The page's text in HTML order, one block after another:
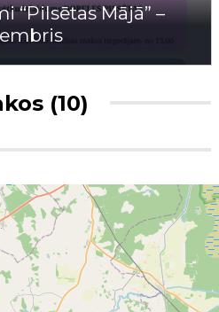
“Pilsētas Mājā” –
(10)